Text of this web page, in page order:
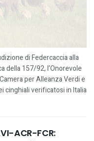
di Federcaccia alla
della 157/92, l’Onorevole
per Alleanza Verdi e
cinghiali verificatosi in Italia
ACR-FCR: